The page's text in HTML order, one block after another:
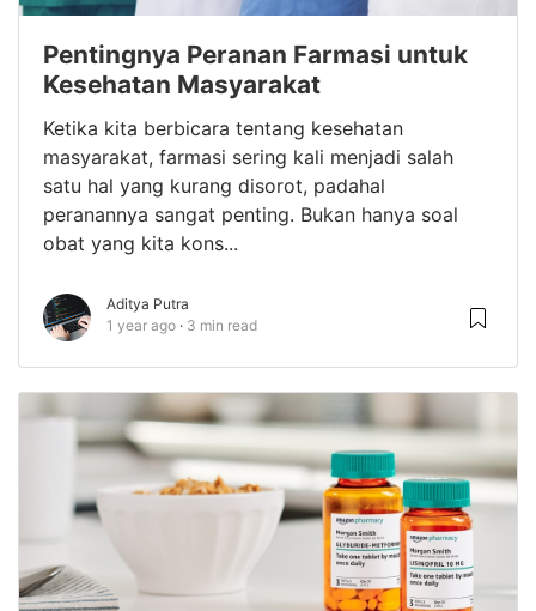
Pentingnya Peranan Farmasi untuk
Kesehatan Masyarakat
Ketika kita berbicara tentang kesehatan
masyarakat, farmasi sering kali menjadi salah
satu hal yang kurang disorot, padahal
peranannya sangat penting. Bukan hanya soal
obat yang kita kons...
Aditya Putra
1 year ago
3 min read